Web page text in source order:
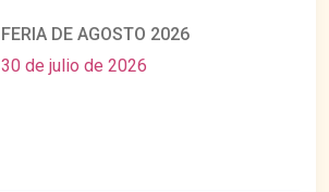
FERIA DE AGOSTO 2026
30 de julio de 2026